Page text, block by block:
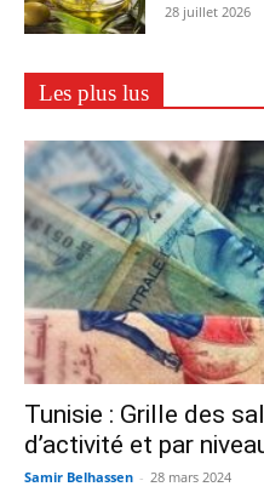
28 juillet 2026
Les plus lus
Tunisie : Grille des
d’activité et par
Samir Belhassen - 28 mars 2024